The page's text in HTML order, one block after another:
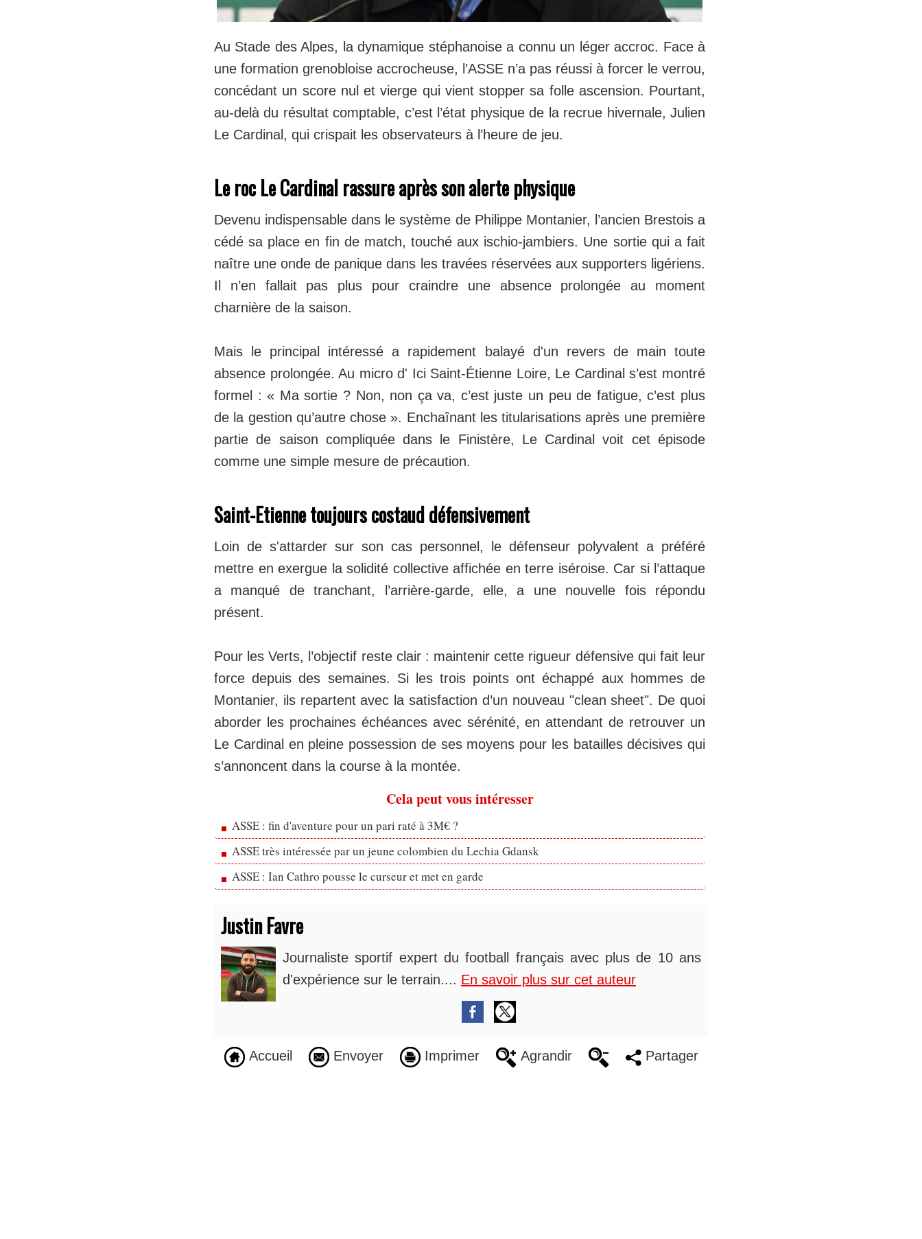
Au Stade des Alpes, la dynamique stéphanoise a connu un léger accroc. Face à
une formation grenobloise accrocheuse, l’ASSE n’a pas réussi à forcer le verrou,
concédant un score nul et vierge qui vient stopper sa folle ascension. Pourtant,
au-delà du résultat comptable, c’est l’état physique de la recrue hivernale, Julien
Le Cardinal, qui crispait les observateurs à l’heure de jeu.
Le roc Le Cardinal rassure après son alerte physique
Devenu indispensable dans le système de Philippe Montanier, l’ancien Brestois a
cédé sa place en fin de match, touché aux ischio-jambiers. Une sortie qui a fait
naître une onde de panique dans les travées réservées aux supporters ligériens.
Il n’en fallait pas plus pour craindre une absence prolongée au moment
charnière de la saison.
Mais le principal intéressé a rapidement balayé d'un revers de main toute
absence prolongée. Au micro d' Ici Saint-Étienne Loire, Le Cardinal s’est montré
formel : « Ma sortie ? Non, non ça va, c’est juste un peu de fatigue, c’est plus
de la gestion qu’autre chose ». Enchaînant les titularisations après une première
partie de saison compliquée dans le Finistère, Le Cardinal voit cet épisode
comme une simple mesure de précaution.
Saint-Etienne toujours costaud défensivement
Loin de s'attarder sur son cas personnel, le défenseur polyvalent a préféré
mettre en exergue la solidité collective affichée en terre iséroise. Car si l’attaque
a manqué de tranchant, l’arrière-garde, elle, a une nouvelle fois répondu
présent.
Pour les Verts, l’objectif reste clair : maintenir cette rigueur défensive qui fait leur
force depuis des semaines. Si les trois points ont échappé aux hommes de
Montanier, ils repartent avec la satisfaction d’un nouveau "clean sheet". De quoi
aborder les prochaines échéances avec sérénité, en attendant de retrouver un
Le Cardinal en pleine possession de ses moyens pour les batailles décisives qui
s’annoncent dans la course à la montée.
Cela peut vous intéresser
ASSE : fin d'aventure pour un pari raté à 3M€ ?
ASSE très intéressée par un jeune colombien du Lechia Gdansk
ASSE : Ian Cathro pousse le curseur et met en garde
Justin Favre
Journaliste sportif expert du football français avec plus de 10 ans
d'expérience sur le terrain.... En savoir plus sur cet auteur
Accueil Envoyer Imprimer Agrandir Partager